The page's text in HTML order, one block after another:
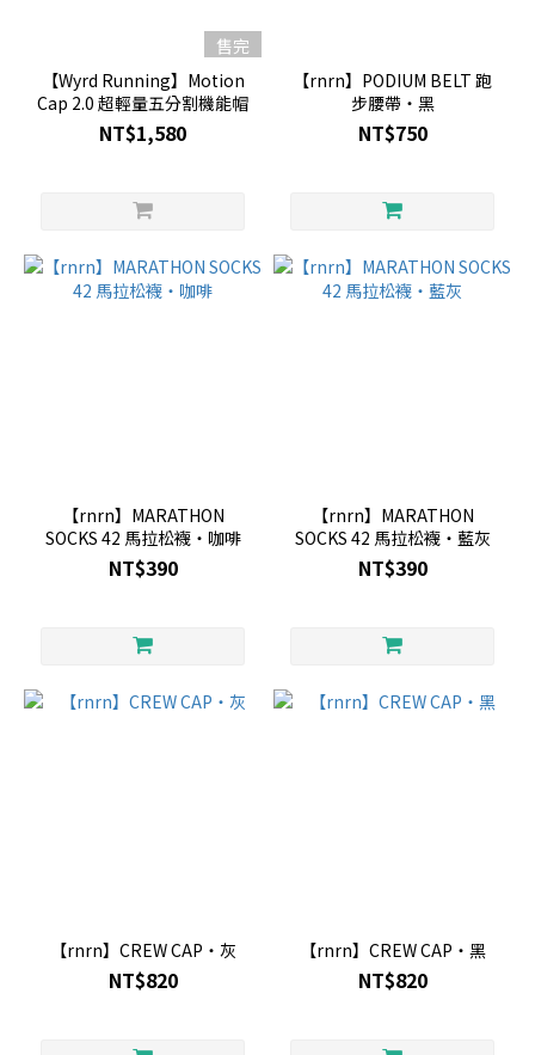
售完
【Wyrd Running】Motion
Cap 2.0 超輕量五分割機能帽
NT$1,580
【rnrn】PODIUM BELT 跑
步腰帶・黑
NT$750
【rnrn】MARATHON
SOCKS 42 馬拉松襪・咖啡
NT$390
【rnrn】MARATHON
SOCKS 42 馬拉松襪・藍灰
NT$390
【rnrn】CREW CAP・灰
NT$820
【rnrn】CREW CAP・黑
NT$820